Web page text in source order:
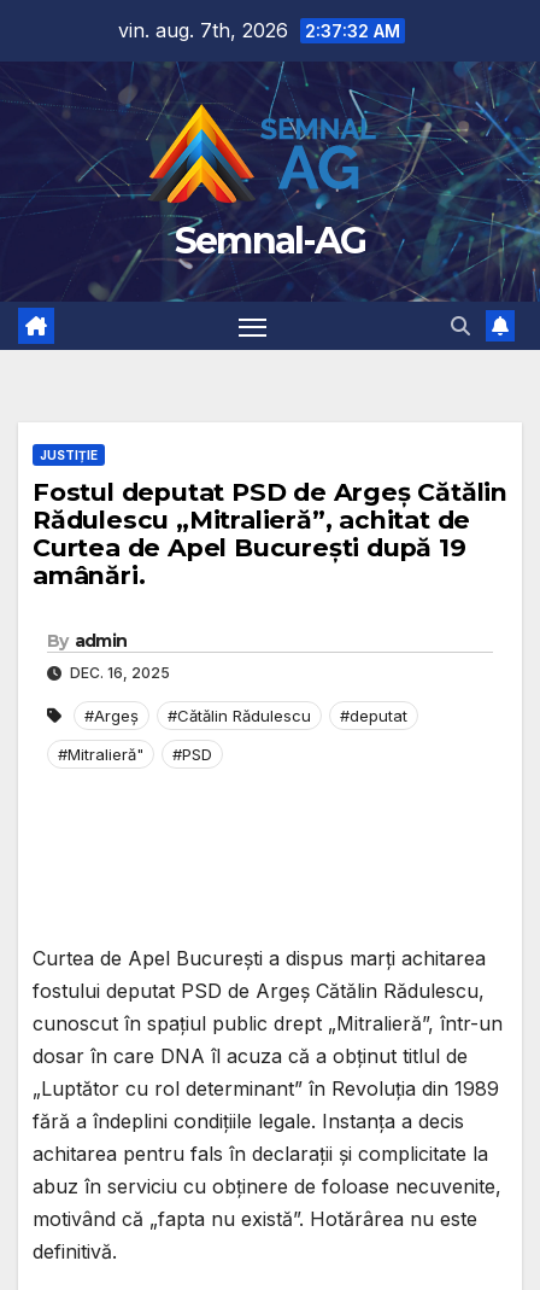
content
vin. aug. 7th, 2026 2:37:32 AM
Semnal-AG
JUSTIȚIE
Fostul deputat PSD de Argeș Cătălin
Rădulescu „Mitralieră”, achitat de
Curtea de Apel București după 19
amânări.
By admin
DEC. 16, 2025
#Argeș #Cătălin Rădulescu
#deputat
#Mitralieră"
#PSD
Curtea de Apel București a dispus marți achitarea
fostului deputat PSD de Argeș Cătălin Rădulescu,
cunoscut în spațiul public drept „Mitralieră”, într-un
dosar în care DNA îl acuza că a obținut titlul de
„Luptător cu rol determinant” în Revoluția din 1989
fără a îndeplini condițiile legale. Instanța a decis
achitarea pentru fals în declarații și complicitate la
abuz în serviciu cu obținere de foloase necuvenite,
motivând că „fapta nu există”. Hotărârea nu este
definitivă.